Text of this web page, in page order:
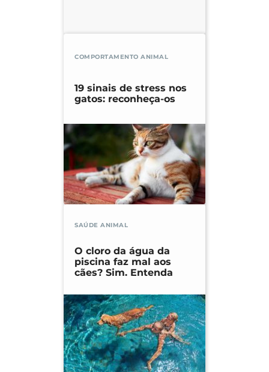
COMPORTAMENTO ANIMAL
19 sinais de stress nos
gatos: reconheça-os
SAÚDE ANIMAL
O cloro da água da
piscina faz mal aos
cães? Sim. Entenda